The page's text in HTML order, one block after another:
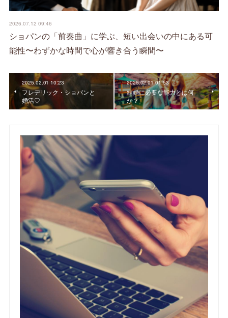
2026.07.12 09:46
ショパンの「前奏曲」に学ぶ、短い出会いの中にある可
能性〜わずかな時間で心が響き合う瞬間〜
2025.02.01 10:23
フレデリック・ショパンと
婚活♡
2025.02.01 01:53
結婚に必要な能力とは何
か？